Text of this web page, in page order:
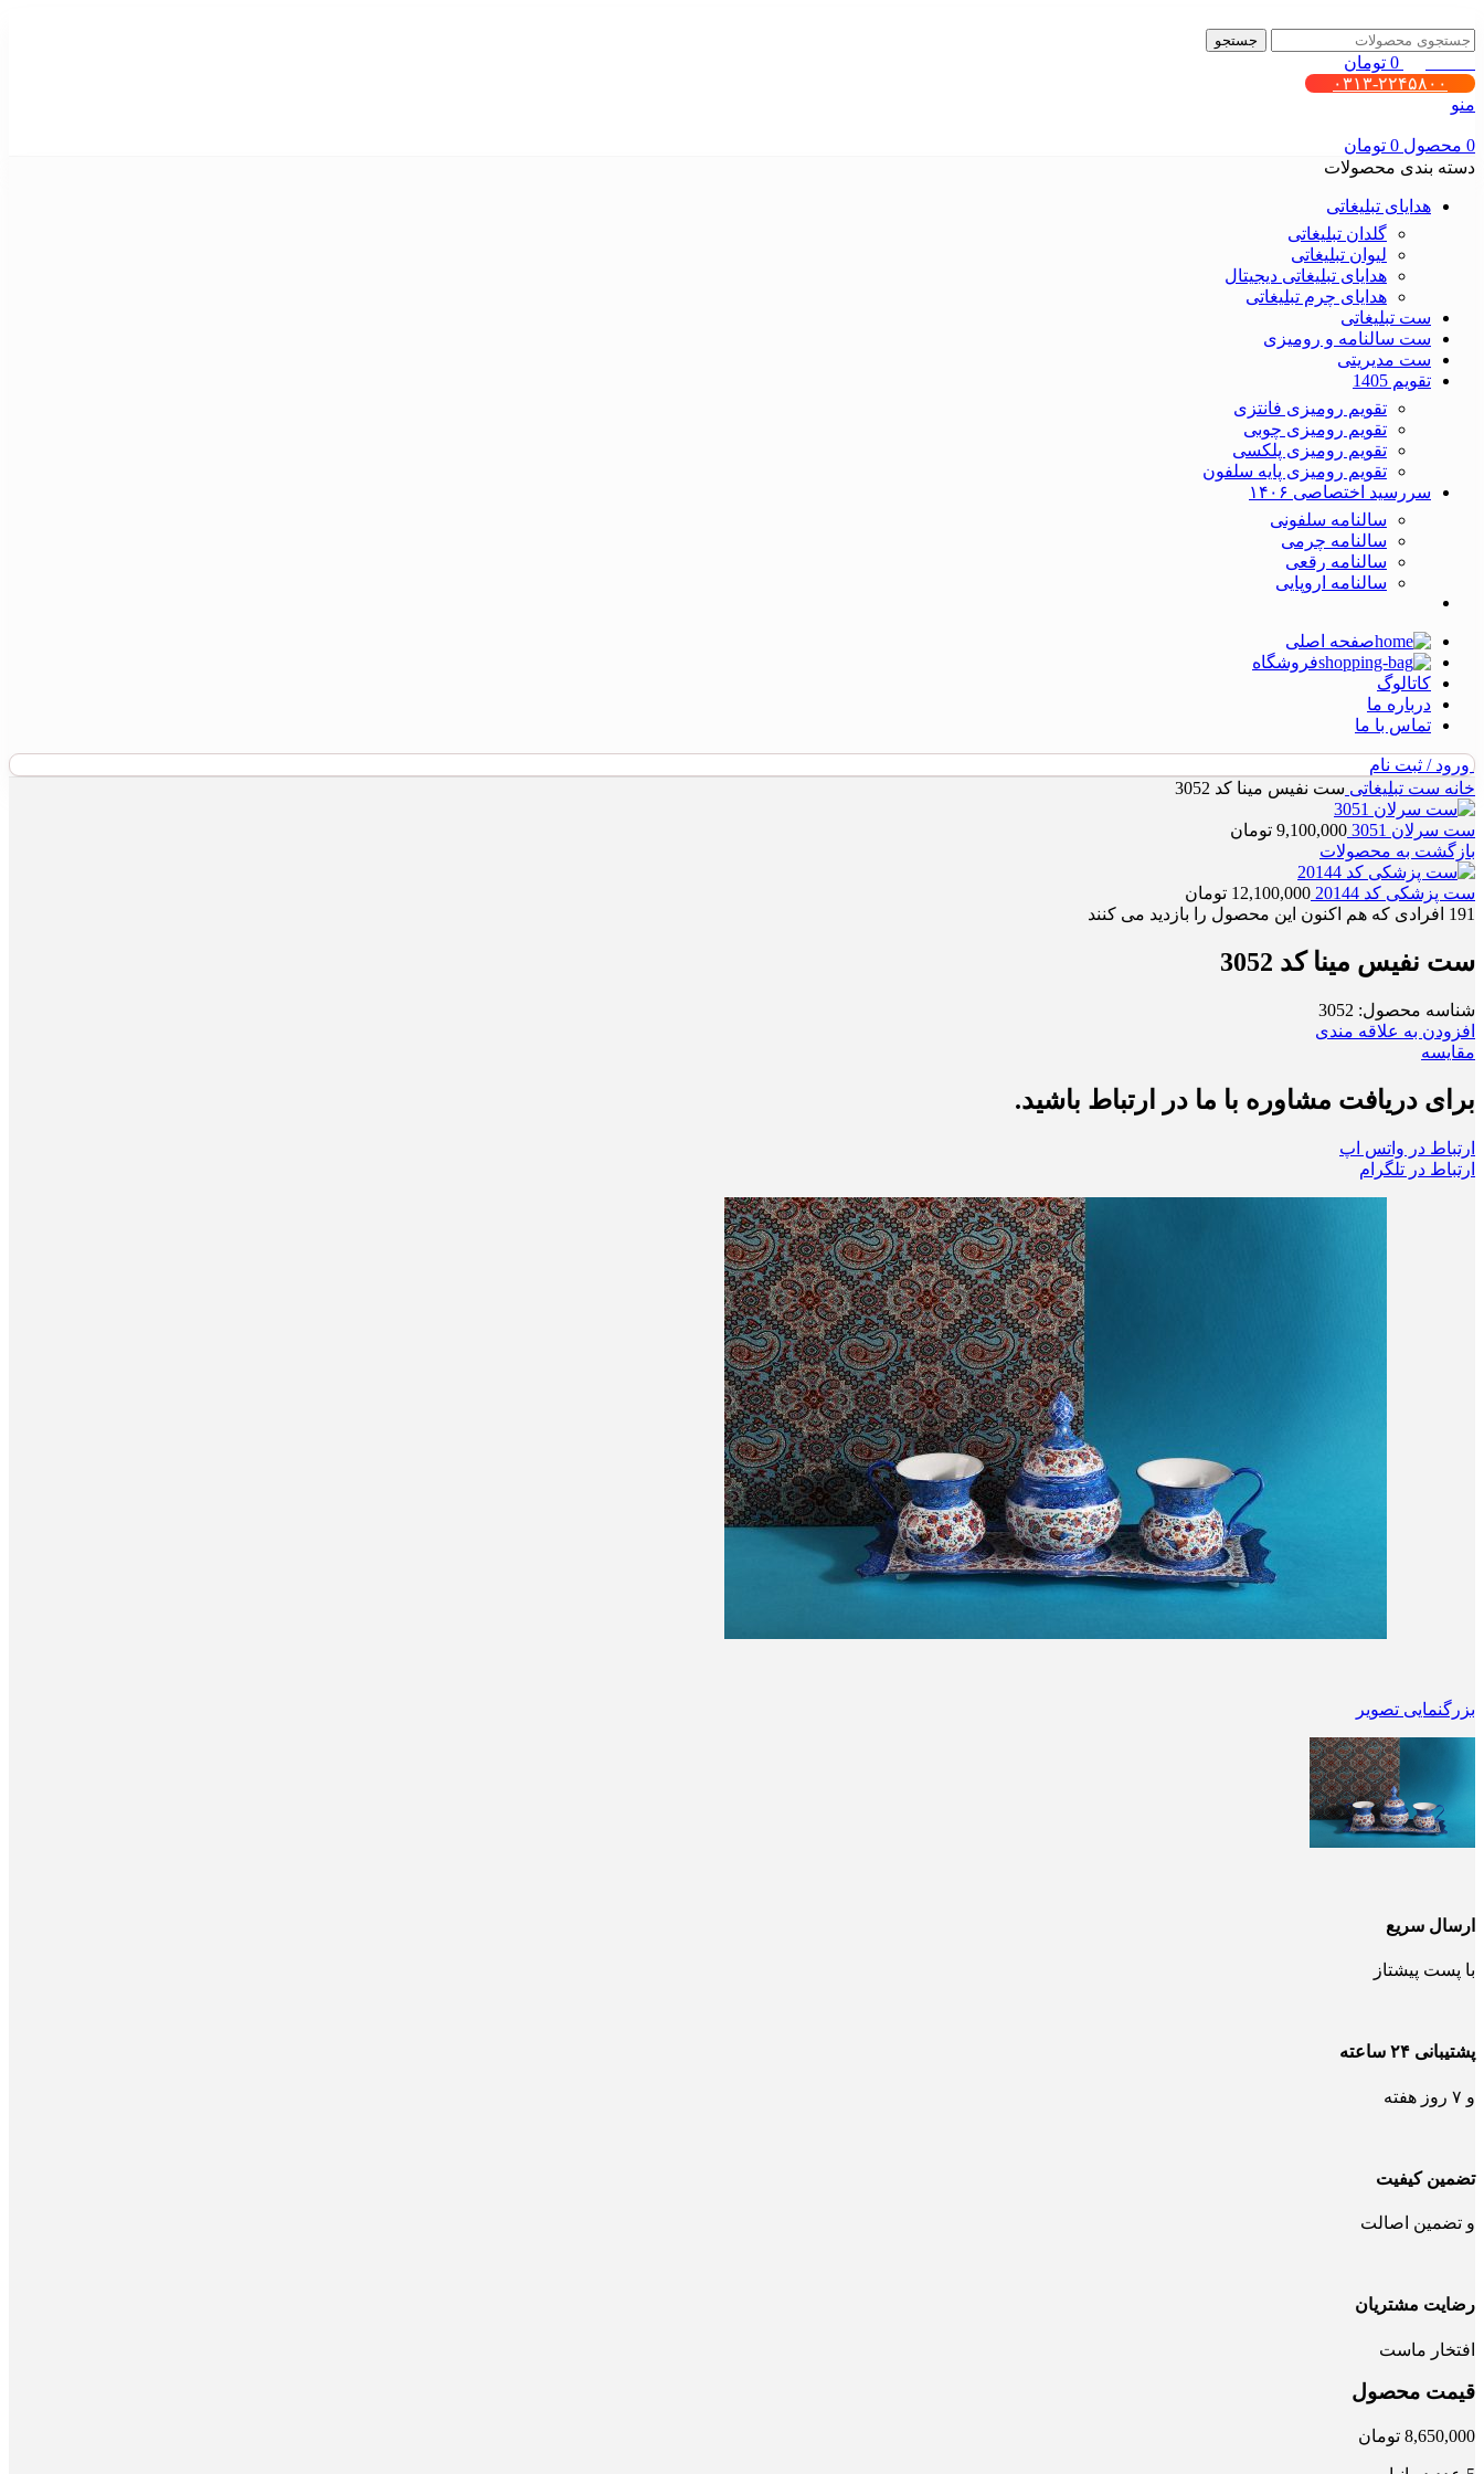
جستجو
0 تومان
۰۳۱۳-۲۲۴۵۸۰۰
منو
0 محصول 0 تومان
دسته بندی محصولات
هدایای تبلیغاتی
گلدان تبلیغاتی
لیوان تبلیغاتی
هدایای تبلیغاتی دیجیتال
هدایای چرم تبلیغاتی
ست تبلیغاتی
ست سالنامه و رومیزی
ست مدیریتی
تقویم 1405
تقویم رومیزی فانتزی
تقویم رومیزی چوبی
تقویم رومیزی پلکسی
تقویم رومیزی پایه سلفون
سررسید اختصاصی ۱۴۰۶
سالنامه سلفونی
سالنامه چرمی
سالنامه رقعی
سالنامه اروپایی
صفحه اصلی
فروشگاه
کاتالوگ
درباره ما
تماس با ما
ورود / ثبت نام
خانه ست تبلیغاتی ست نفیس مینا کد 3052
ست سرلان 3051 9,100,000 تومان
بازگشت به محصولات
ست پزشکی کد 20144 12,100,000 تومان
191 افرادی که هم اکنون این محصول را بازدید می کنند
ست نفیس مینا کد 3052
شناسه محصول: 3052
افزودن به علاقه مندی
مقایسه
برای دریافت مشاوره با ما در ارتباط باشید.
ارتباط در واتس اپ
ارتباط در تلگرام
بزرگنمایی تصویر
ارسال سریع
با پست پیشتاز
پشتیبانی ۲۴ ساعته
و ۷ روز هفته
تضمین کیفیت
و تضمین اصالت
رضایت مشتریان
افتخار ماست
قیمت محصول
8,650,000 تومان